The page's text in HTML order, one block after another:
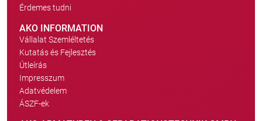
Érdemes tudni
AKO INFORMATION
Vállalat Szemléltetés
Kutatás és Fejlesztés
Útleírás
Impresszum
Adatvédelem
ÁSZF-ek